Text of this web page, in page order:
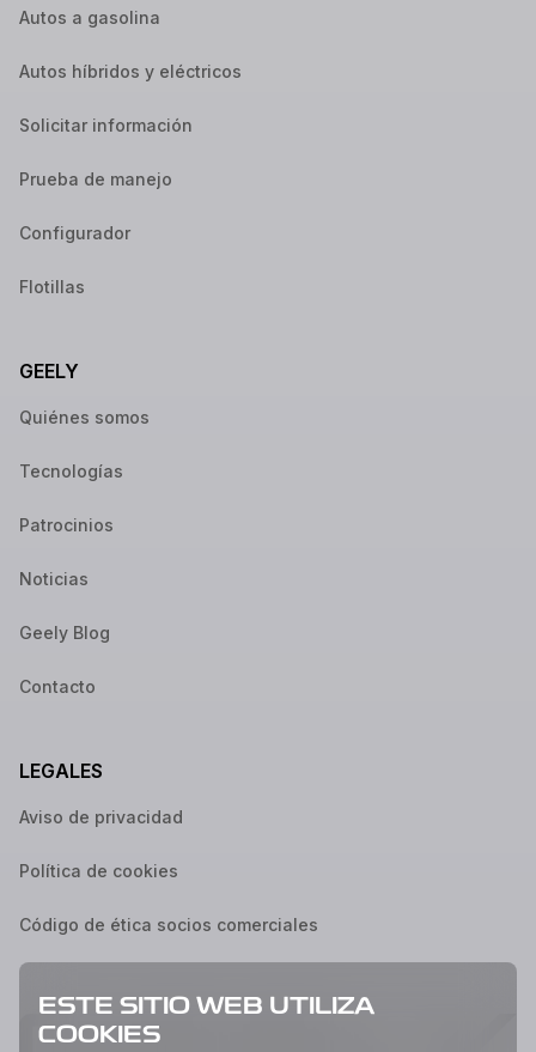
Autos a gasolina
Autos híbridos y eléctricos
Solicitar información
Prueba de manejo
Configurador
Flotillas
GEELY
Quiénes somos
Tecnologías
Patrocinios
Noticias
Geely Blog
Contacto
LEGALES
Aviso de privacidad
Política de cookies
Código de ética socios comerciales
ESTE SITIO WEB UTILIZA
COOKIES